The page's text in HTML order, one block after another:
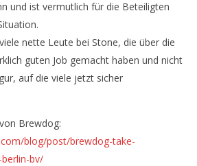
Standort Berlin Marienfeld
und ist vermutlich für die Beteiligten
nette Leute bei Stone, die über die
guten Job gemacht haben und nicht
auf die viele jetzt sicher
Brewdog:
blog/post/brewdog-take-
bv/